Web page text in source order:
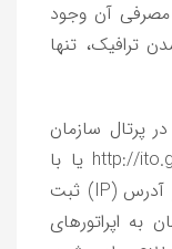
آن وجود
ترافیک، تنها
پرتال سازمان
فناوری اطلاعات ایران به آدرس http://ito.gov.ir یا با
استفاده از لینک icip.ito.gov.ir دامنه و آدرس (IP) ثبت
اپراتورهای